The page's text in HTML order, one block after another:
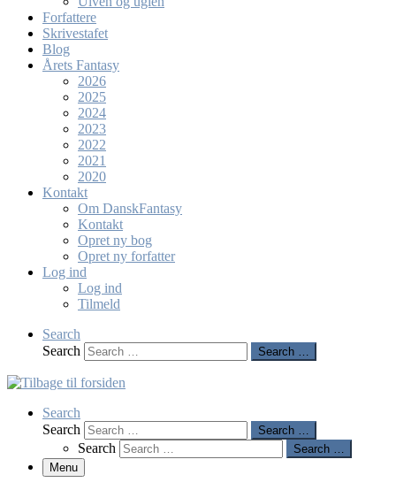
Forfattere
Skrivestafet
Blog
Årets Fantasy
2026
2025
2024
2023
2022
2021
2020
Kontakt
Om DanskFantasy
Kontakt
Opret ny bog
Opret ny forfatter
Log ind
Log ind
Tilmeld
Search
Search
Search …
Search
Search
Search …
Search
Search …
Menu